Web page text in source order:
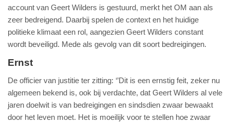
account van Geert Wilders is gestuurd, merkt het OM aan als
zeer bedreigend. Daarbij spelen de context en het huidige
politieke klimaat een rol, aangezien Geert Wilders constant
wordt beveiligd. Mede als gevolg van dit soort bedreigingen.
Ernst
De officier van justitie ter zitting: ‘’Dit is een ernstig feit, zeker nu
algemeen bekend is, ook bij verdachte, dat Geert Wilders al vele
jaren doelwit is van bedreigingen en sindsdien zwaar bewaakt
door het leven moet. Het is moeilijk voor te stellen hoe zwaar